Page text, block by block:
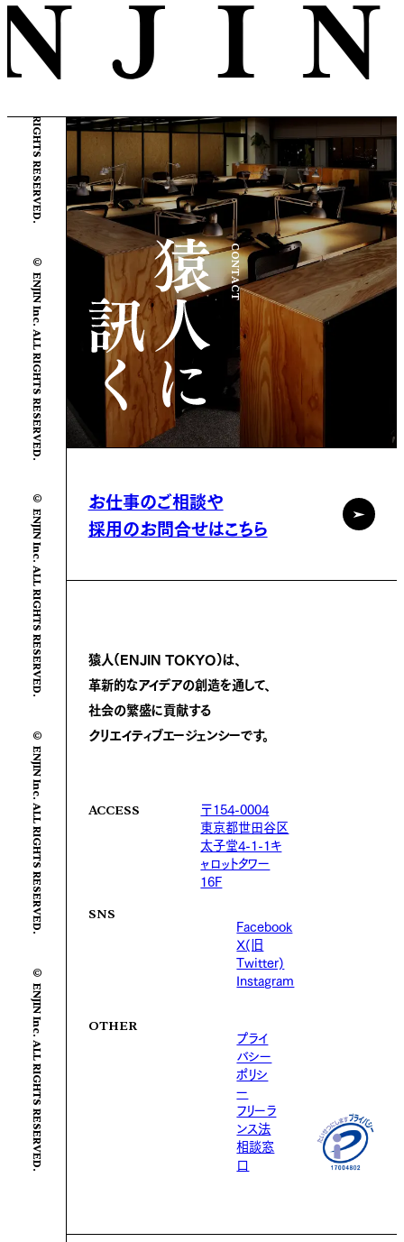
© ENJIN Inc. ALL RIGHTS RESERVED.
© ENJIN Inc. ALL RIGHTS RESERVED.
© ENJIN Inc. ALL RIGHTS RESERVED.
© ENJIN Inc. ALL RIGHTS RESERVED.
© ENJIN Inc. ALL RIGHTS RESERVED.
CONTACT
お仕事のご相談や
採用のお問合せはこちら
猿人(ENJIN TOKYO)は、
革新的なアイデアの創造を通して、
社会の繁盛に貢献する
クリエイティブエージェンシーです。
ACCESS
〒154-0004
東京都世田谷区
太子堂4-1-1キ
ャロットタワー
16F
SNS
Facebook
X(旧
Twitter)
Instagram
OTHER
プライ
バシー
ポリシ
ー
フリーラ
ンス法
相談窓
口